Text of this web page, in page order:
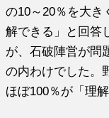
の10～20％を大き
解できる」と回答
が、石破陣営が問
の内わけでした。
ほぼ100％が「理